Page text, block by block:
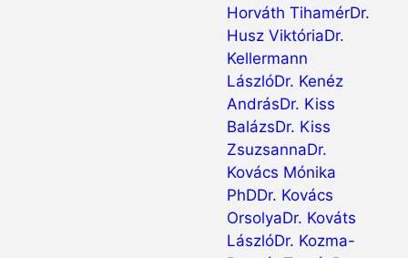
Horváth TihamérDr.
Husz ViktóriaDr.
Kellermann
LászlóDr. Kenéz
AndrásDr. Kiss
BalázsDr. Kiss
ZsuzsannaDr.
Kovács Mónika
PhDDr. Kovács
OrsolyaDr. Kováts
LászlóDr. Kozma-